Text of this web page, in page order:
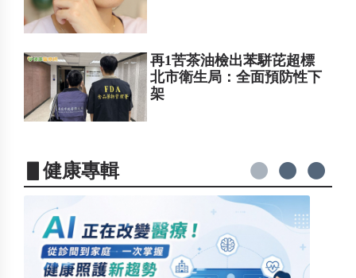
再1苦茶油檢出苯駢芘超標
北市衛生局：全面預防性下
架
▋健康專輯